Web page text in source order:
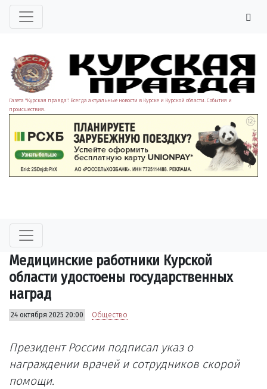
Газета "Курская правда". Всегда актуальные новости в Курске и Курской области. События и
происшествия.
Медицинские работники Курской
области удостоены государственных
наград
24 октября 2025 20:00 Общество
Президент России подписал указ о
награждении врачей и сотрудников скорой
помощи.